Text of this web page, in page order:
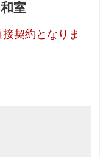
室
契約となりま